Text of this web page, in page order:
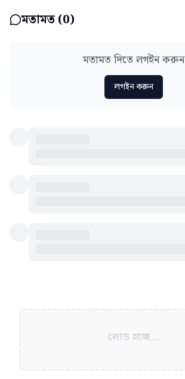
মতামত (0)
মতামত দিতে লগইন করুন
লগইন করুন
লোড হচ্ছে...